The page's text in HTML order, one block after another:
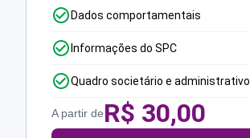
Dados comportamentais
Informações do SPC
Quadro societário e administrativo
A partir deR$ 30,00